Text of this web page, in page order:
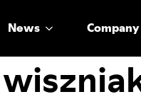
News Company